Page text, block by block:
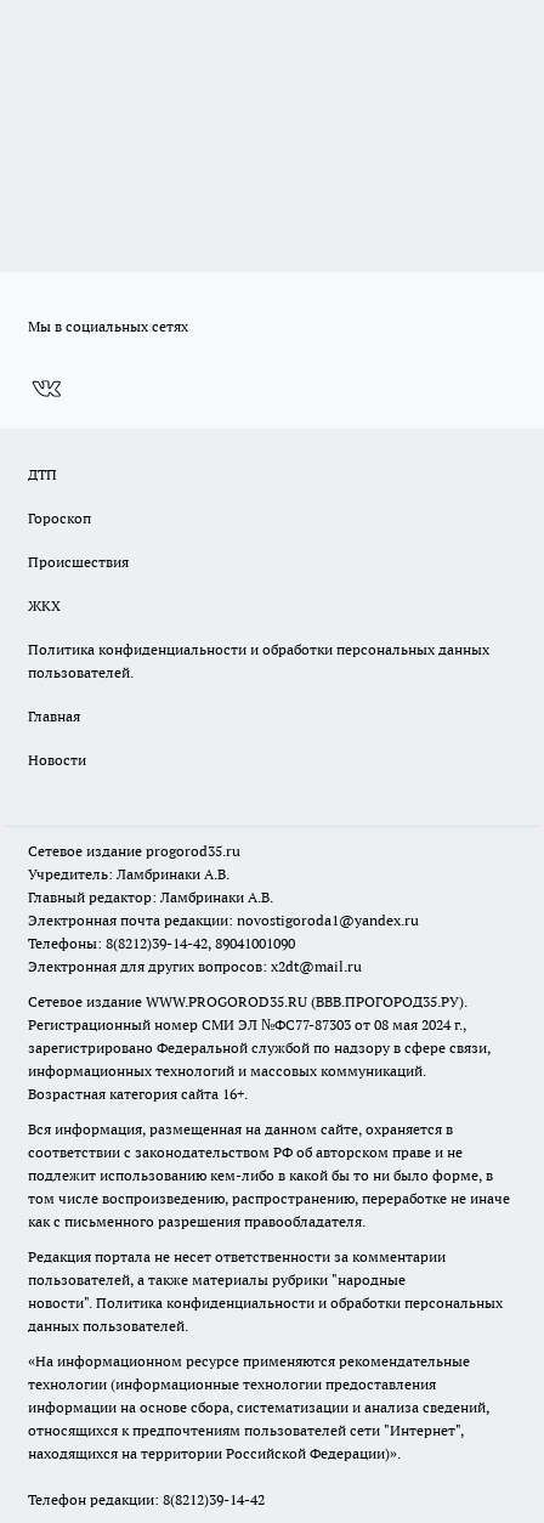
Мы в социальных сетях
ДТП
Гороскоп
Происшествия
ЖКХ
Политика конфиденциальности и обработки персональных данных
пользователей.
Главная
Новости
Сетевое издание progorod35.ru
Учредитель: Ламбринаки А.В.
Главный редактор: Ламбринаки А.В.
Электронная почта редакции: novostigoroda1@yandex.ru
Телефоны: 8(8212)39-14-42, 89041001090
Электронная для других вопросов: x2dt@mail.ru
Сетевое издание WWW.PROGOROD35.RU (ВВВ.ПРОГОРОД35.РУ).
Регистрационный номер СМИ ЭЛ №ФС77-87303 от 08 мая 2024 г.,
зарегистрировано Федеральной службой по надзору в сфере связи,
информационных технологий и массовых коммуникаций.
Возрастная категория сайта 16+.
Вся информация, размещенная на данном сайте, охраняется в
соответствии с законодательством РФ об авторском праве и не
подлежит использованию кем-либо в какой бы то ни было форме, в
том числе воспроизведению, распространению, переработке не иначе
как с письменного разрешения правообладателя.
Редакция портала не несет ответственности за комментарии
пользователей, а также материалы рубрики "народные
новости". Политика конфиденциальности и обработки персональных
данных пользователей.
«На информационном ресурсе применяются рекомендательные
технологии (информационные технологии предоставления
информации на основе сбора, систематизации и анализа сведений,
относящихся к предпочтениям пользователей сети "Интернет",
находящихся на территории Российской Федерации)».
Телефон редакции: 8(8212)39-14-42